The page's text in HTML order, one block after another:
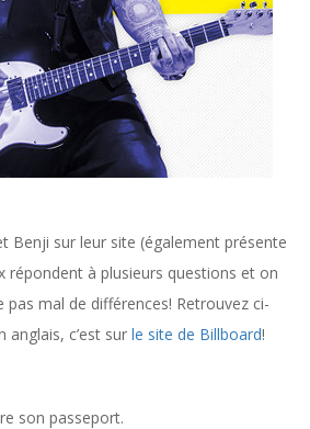
Benji sur leur site (également présente
répondent à plusieurs questions et on
mal de différences! Retrouvez ci-
c’est sur le site de Billboard!
son passeport.